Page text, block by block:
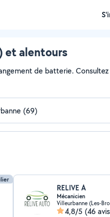
et alentours
de batterie.
RELIVE A
Mécanicien
Villeurbanne (Les-
4,8/5 (46